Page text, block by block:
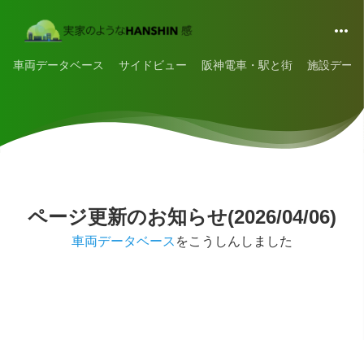
車両データベース サイドビュー 阪神電車・駅と街 施設デー
ページ更新のお知らせ(2026/04/06)
車両データベース をこうしんしました